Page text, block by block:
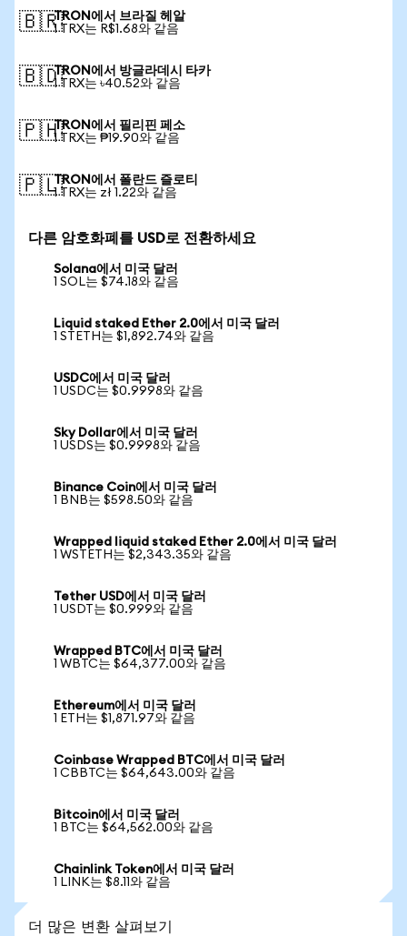
🇧🇷TRON에서 브라질 헤알
1 TRX는 R$1.68와 같음
🇧🇩TRON에서 방글라데시 타카
1 TRX는 ৳40.52와 같음
🇵🇭TRON에서 필리핀 페소
1 TRX는 ₱19.90와 같음
🇵🇱TRON에서 폴란드 즐로티
1 TRX는 zł 1.22와 같음
다른 암호화폐를 USD로 전환하세요
Solana에서 미국 달러
1 SOL는 $74.18와 같음
Liquid staked Ether 2.0에서 미국 달러
1 STETH는 $1,892.74와 같음
USDC에서 미국 달러
1 USDC는 $0.9998와 같음
Sky Dollar에서 미국 달러
1 USDS는 $0.9998와 같음
Binance Coin에서 미국 달러
1 BNB는 $598.50와 같음
Wrapped liquid staked Ether 2.0에서 미국 달러
1 WSTETH는 $2,343.35와 같음
Tether USD에서 미국 달러
1 USDT는 $0.999와 같음
Wrapped BTC에서 미국 달러
1 WBTC는 $64,377.00와 같음
Ethereum에서 미국 달러
1 ETH는 $1,871.97와 같음
Coinbase Wrapped BTC에서 미국 달러
1 CBBTC는 $64,643.00와 같음
Bitcoin에서 미국 달러
1 BTC는 $64,562.00와 같음
Chainlink Token에서 미국 달러
1 LINK는 $8.11와 같음
더 많은 변환 살펴보기